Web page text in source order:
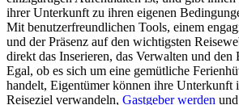
ihrer Unterkunft zu ihren eigenen
Mit benutzerfreundlichen Tools, einem
und der Präsenz auf den wichtigsten
direkt das Inserieren, das Verwalten und den
Egal, ob es sich um eine gemütliche
handelt, Eigentümer können ihre Unterkunft
Reiseziel verwandeln, Gastgeber werden